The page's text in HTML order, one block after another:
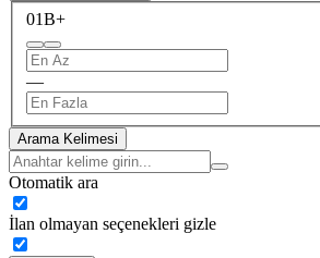
01B+
—
Arama Kelimesi
Otomatik ara
İlan olmayan seçenekleri gizle